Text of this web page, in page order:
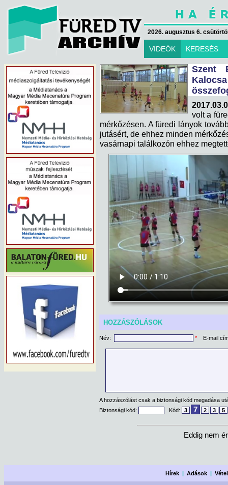
2026. augusztus 6.
VIDEÓK KERESÉS
Szent
volt a
mérkőzésen. A füredi lányok
jutásért, de ehhez minden
vasárnapi találkozón ehhez
HOZZÁSZÓLÁSOK
Név: * E-mail
A hozzászólást csak a biztonsági kód megadása
Biztonsági kód:
Kód: 3 7 2 3 5
Eddig nem
Hírek |Adások |